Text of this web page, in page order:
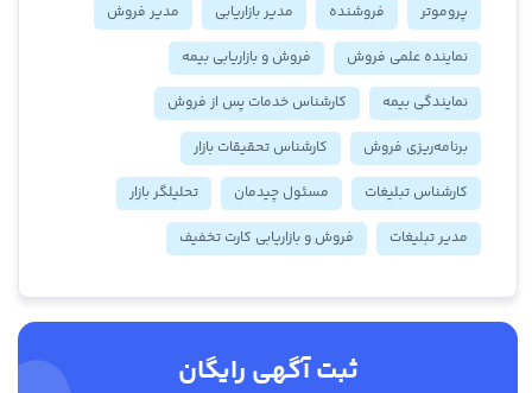
پروموتر
فروشنده مدیر بازاریابی
مدیر فروش
نماینده علمی فروش
فروش و بازاریابی بیمه
نمایندگی بیمه
کارشناس خدمات پس از فروش
برنامه‌ریزی فروش
کارشناس تحقیقات بازار
کارشناس تبلیغات
مسئول چیدمان
تحلیلگر بازار
مدیر تبلیغات
فروش و بازاریابی کارت تخفیف
ثبت آگهی رایگان